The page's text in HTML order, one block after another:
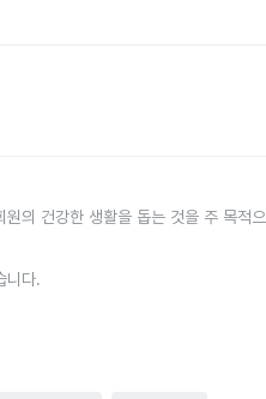
의 건강한 생활을 돕는 것을 주 목적으
니다.